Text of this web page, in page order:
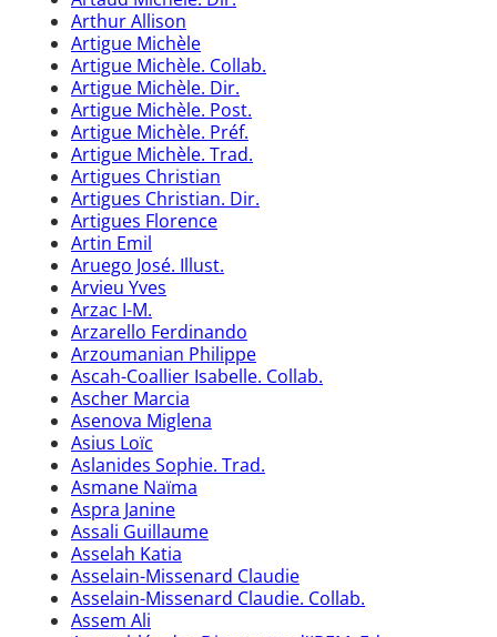
Arthur Allison
Artigue Michèle
Artigue Michèle. Collab.
Artigue Michèle. Dir.
Artigue Michèle. Post.
Artigue Michèle. Préf.
Artigue Michèle. Trad.
Artigues Christian
Artigues Christian. Dir.
Artigues Florence
Artin Emil
Aruego José. Illust.
Arvieu Yves
Arzac I-M.
Arzarello Ferdinando
Arzoumanian Philippe
Ascah-Coallier Isabelle. Collab.
Ascher Marcia
Asenova Miglena
Asius Loïc
Aslanides Sophie. Trad.
Asmane Naïma
Aspra Janine
Assali Guillaume
Asselah Katia
Asselain-Missenard Claudie
Asselain-Missenard Claudie. Collab.
Assem Ali